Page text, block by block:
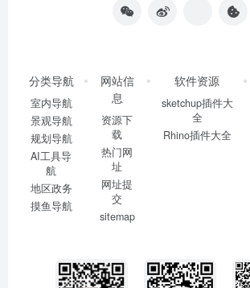
分类导航
室内导航
景观导航
规划导航
AI工具导
航
地区政务
摸鱼导航
网站信
息
资源下
载
热门网
址
网址提
交
sitemap
软件资源
sketchup插件大
全
Rhino插件大全